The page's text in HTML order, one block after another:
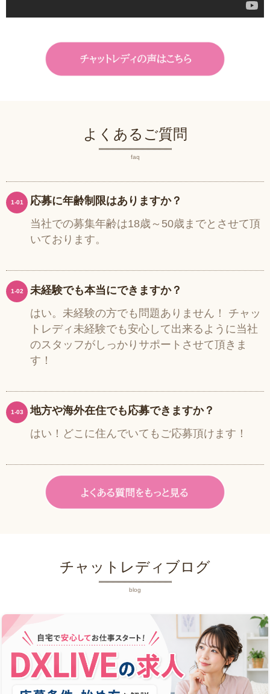
よくあるご質問
faq
1-01
応募に年齢制限はありますか？
当社での募集年齢は18歳～50歳までとさせて頂
いております。
1-02
未経験でも本当にできますか？
はい。未経験の方でも問題ありません！ チャッ
トレディ未経験でも安心して出来るように当社
のスタッフがしっかりサポートさせて頂きま
す！
1-03
地方や海外在住でも応募できますか？
はい！どこに住んでいてもご応募頂けます！
チャットレディブログ
blog